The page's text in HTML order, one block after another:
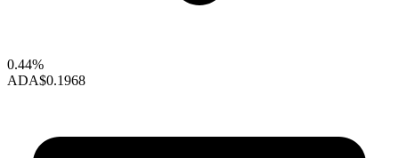
0.44%
ADA$0.1968